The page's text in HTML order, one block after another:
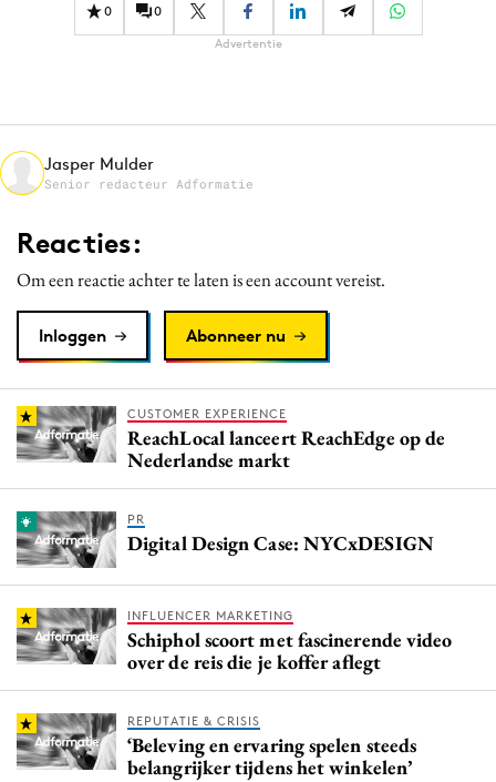
Effectiviteit
Martech
Media
PR
Programmatic
Purpose Marketing
Reputatie & crisis
0 0
Advertentie
Jasper Mulder
Senior redacteur Adformatie
Reacties:
Om een reactie achter te laten is een account vereist.
Inloggen Abonneer nu
CUSTOMER EXPERIENCE
ReachLocal lanceert ReachEdge op de
Nederlandse markt
PR
Digital Design Case: NYCxDESIGN
INFLUENCER MARKETING
Schiphol scoort met fascinerende video
over de reis die je koffer aflegt
REPUTATIE & CRISIS
‘Beleving en ervaring spelen steeds
belangrijker tijdens het winkelen’